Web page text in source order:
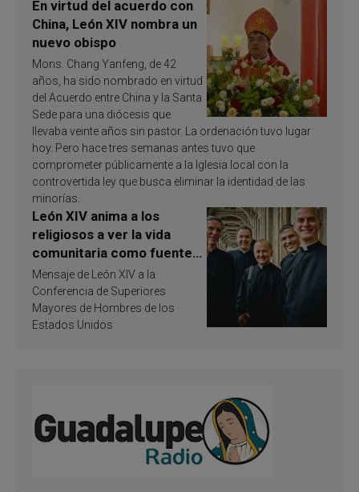
En virtud del acuerdo con
China, León XIV nombra un
nuevo obispo
Mons. Chang Yanfeng, de 42
años, ha sido nombrado en virtud
del Acuerdo entre China y la Santa
Sede para una diócesis que
llevaba veinte años sin pastor. La ordenación tuvo lugar
hoy. Pero hace tres semanas antes tuvo que
comprometer públicamente a la Iglesia local con la
controvertida ley que busca eliminar la identidad de las
minorías.
León XIV anima a los
religiosos a ver la vida
comunitaria como fuente
de inspiración y
santificación
Mensaje de León XIV a la
Conferencia de Superiores
Mayores de Hombres de los
Estados Unidos